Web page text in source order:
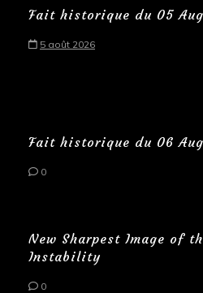
Fait historique du 05
5 août 2026
Fait historique du 06
0
New Sharpest Image of
Instability
0